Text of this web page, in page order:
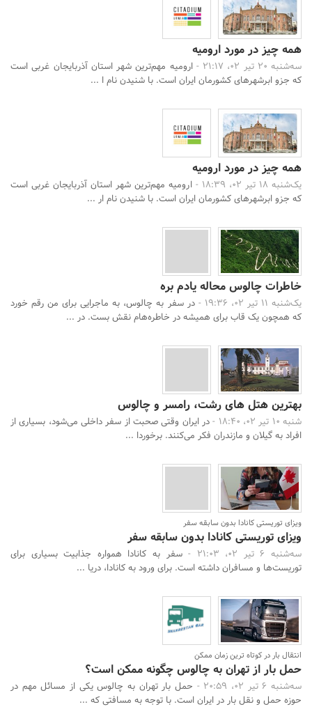
همه چیز در مورد ارومیه
سه‌شنبه 20 تیر 02، 21:17 -
ارومیه مهم‌ترین شهر استان آذربایجان غربی است
که جزو ابرشهرهای کشورمان ایران است. با شنیدن نام ا ...
همه چیز در مورد ارومیه
یک‌شنبه 18 تیر 02، 18:39 -
ارومیه مهم‌ترین شهر استان آذربایجان غربی است
که جزو ابرشهرهای کشورمان ایران است. با شنیدن نام ار ...
خاطرات چالوس محاله یادم بره
یک‌شنبه 11 تیر 02، 19:36 -
در سفر به چالوس، به ماجرایی برای من رقم خورد
که همچون یک قاب برای همیشه در خاطره‌هام نقش بست. در ...
بهترین هتل‌ های رشت، رامسر و چالوس
شنبه 10 تیر 02، 18:40 -
در ایران وقتی صحبت از سفر داخلی می‌شود، بسیاری از
افراد به گیلان و مازندران فکر می‌کنند. برخوردا ...
ویزای توریستی کانادا بدون سابقه سفر
ویزای توریستی کانادا بدون سابقه سفر
سه‌شنبه 6 تیر 02، 21:03 -
سفر به کانادا همواره جذابیت بسیاری برای
توریست‌ها و مسافران داشته است. برای ورود به کانادا، دریا ...
انتقال بار در کوتاه ترین زمان ممکن
حمل بار از تهران به چالوس چگونه ممکن است؟
سه‌شنبه 6 تیر 02، 20:59 -
حمل بار تهران به چالوس یکی از مسائل مهم در
حوزه حمل و نقل بار در ایران است. با توجه به مسافتی که ...